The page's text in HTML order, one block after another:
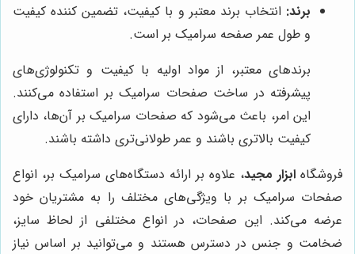
برند: انتخاب برند معتبر و با کیفیت، تضمین کننده کیفیت
و طول عمر صفحه سرامیک بر است.
برندهای معتبر، از مواد اولیه با کیفیت و تکنولوژی‌های
پیشرفته در ساخت صفحات سرامیک بر استفاده می‌کنند.
این امر، باعث می‌شود که صفحات سرامیک بر آن‌ها، دارای
کیفیت بالاتری باشند و عمر طولانی‌تری داشته باشند.
فروشگاه ابزار مجید، علاوه بر ارائه دستگاه‌های سرامیک بر، انواع
صفحات سرامیک بر با ویژگی‌های مختلف را به مشتریان خود
عرضه می‌کند. این صفحات، در انواع مختلفی از لحاظ سایز،
ضخامت و جنس در دسترس هستند و می‌توانید بر اساس نیاز